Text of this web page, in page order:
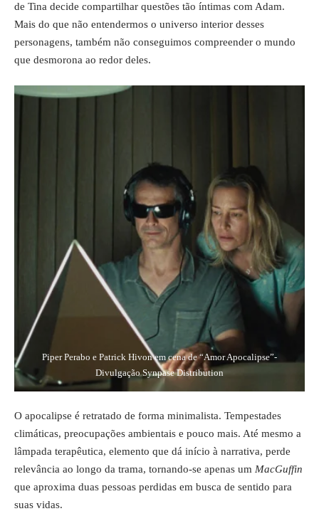
de Tina decide compartilhar questões tão íntimas com Adam.
Mais do que não entendermos o universo interior desses
personagens, também não conseguimos compreender o mundo
que desmorona ao redor deles.
Piper Perabo e Patrick Hivon em cena de “Amor Apocalipse”-
Divulgação Synpase Distribution
O apocalipse é retratado de forma minimalista. Tempestades
climáticas, preocupações ambientais e pouco mais. Até mesmo a
lâmpada terapêutica, elemento que dá início à narrativa, perde
relevância ao longo da trama, tornando-se apenas um MacGuffin
que aproxima duas pessoas perdidas em busca de sentido para
suas vidas.